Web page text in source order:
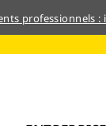
professionnels